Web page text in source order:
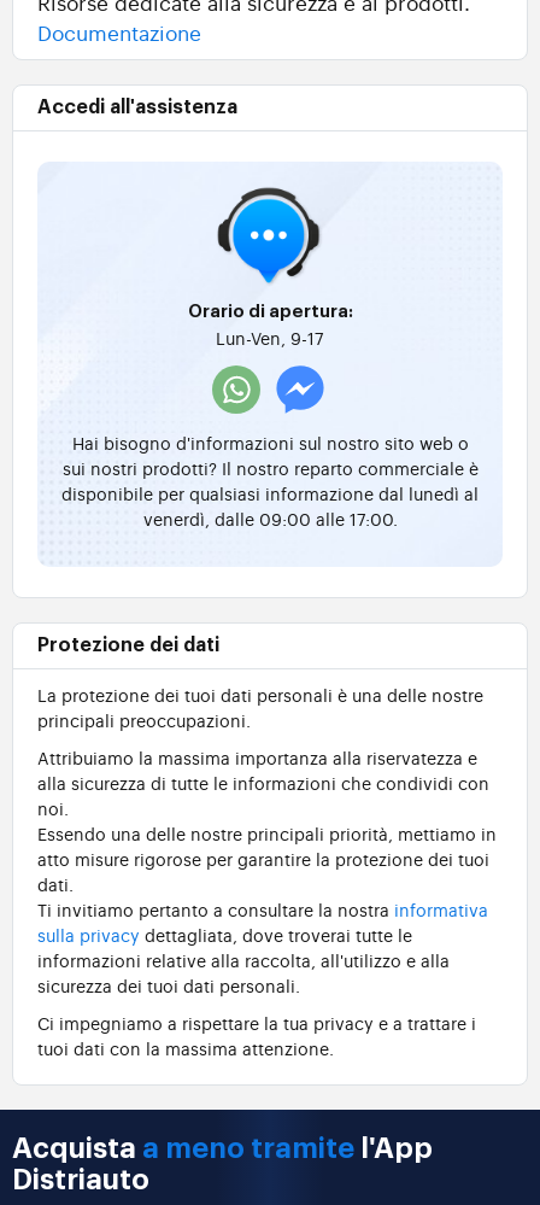
Documentazione
Accedi all'assistenza
Orario di apertura:
Lun-Ven, 9-17
Hai bisogno d'informazioni sul nostro sito web o
sui nostri prodotti? Il nostro reparto commerciale è
disponibile per qualsiasi informazione dal lunedì al
venerdì, dalle 09:00 alle 17:00.
Protezione dei dati
La protezione dei tuoi dati personali è una delle nostre
principali preoccupazioni.
Attribuiamo la massima importanza alla riservatezza e
alla sicurezza di tutte le informazioni che condividi con
noi.
Essendo una delle nostre principali priorità, mettiamo in
atto misure rigorose per garantire la protezione dei tuoi
dati.
Ti invitiamo pertanto a consultare la nostra informativa
sulla privacy dettagliata, dove troverai tutte le
informazioni relative alla raccolta, all'utilizzo e alla
sicurezza dei tuoi dati personali.
Ci impegniamo a rispettare la tua privacy e a trattare i
tuoi dati con la massima attenzione.
Acquista a meno tramite l'App
Distriauto